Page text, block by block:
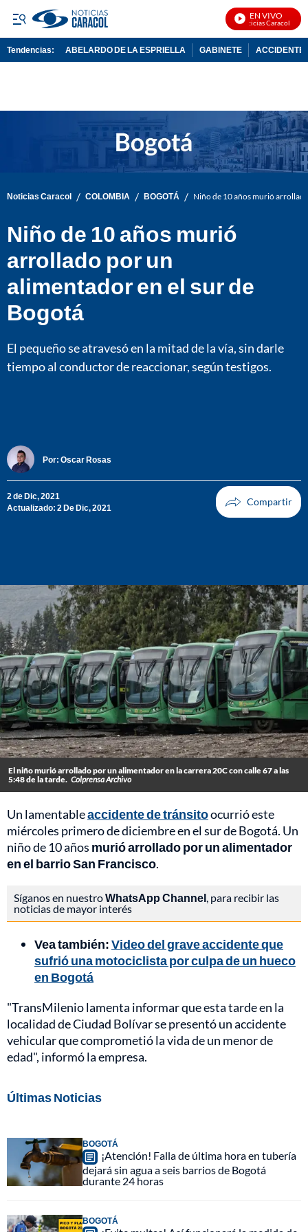
EN VIVO
Noticias Caracol En
Tendencias: ABELARDO DE LA ESPRIELLA GABINETE ACCIDENTE
Noticias Caracol / COLOMBIA / BOGOTÁ / Niño de 10 años murió
Niño de 10 años murió
arrollado por un
alimentador en el sur de
Bogotá
El pequeño se atravesó en la mitad de la vía, sin darle
tiempo al conductor de reaccionar, según testigos.
Por: Oscar Rosas
2 de Dic, 2021
Actualizado: 2 De Dic, 2021
El niño murió arrollado por un alimentador en la carrera 20C con calle 67 a las
5:48 de la tarde. Colprensa Archivo
Un lamentableaccidente de tránsitoocurrió este
miércoles primero de diciembre en el sur de Bogotá. Un
niño de 10 años murió arrollado por un alimentador
en el barrio San Francisco.
Síganos en nuestroWhatsApp Channel, para recibir las
noticias de mayor interés
Vea también:Video del grave accidente que
sufrió una motociclista por culpa de un hueco
en Bogotá
"TransMilenio lamenta informar que esta tarde en la
localidad de Ciudad Bolívar se presentó un accidente
vehicular que comprometió la vida de un menor de
edad", informó la empresa.
Últimas Noticias
BOGOTÁ
¡Atención! Falla de última hora en tubería
dejará sin agua a seis barrios de Bogotá
durante 24 horas
BOGOTÁ